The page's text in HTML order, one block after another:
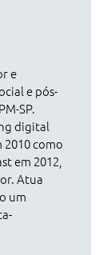
e
e pós-
SP.
digital
2010 como
em 2012,
Atua
um